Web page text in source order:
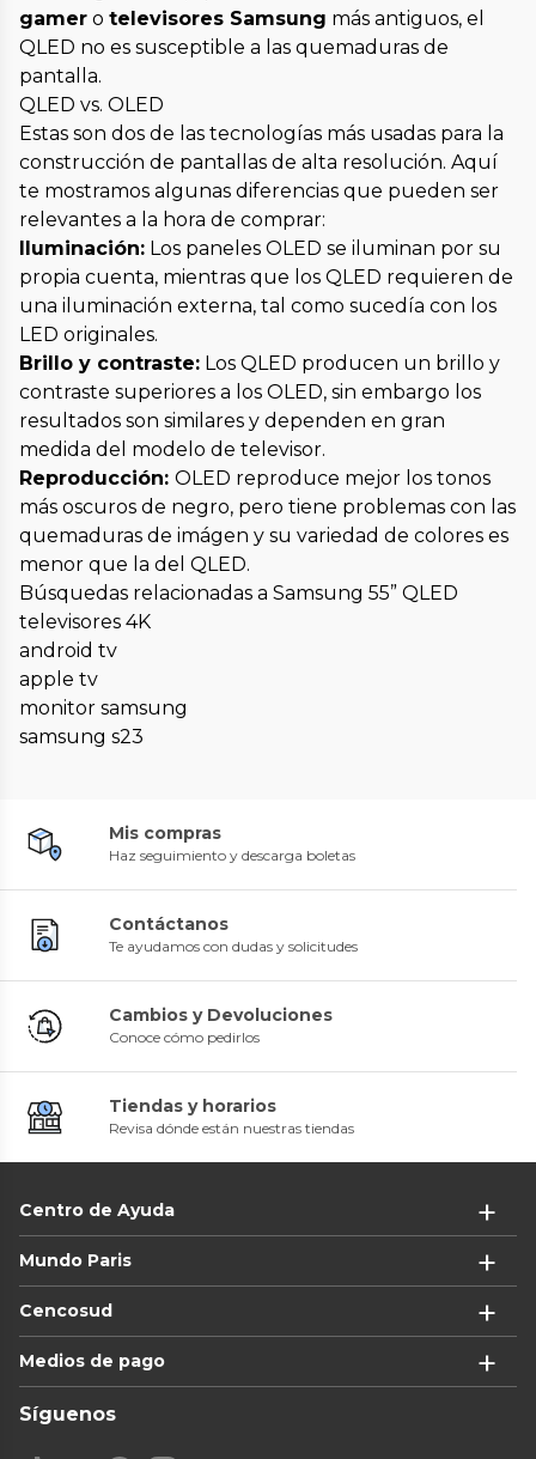
gamer o televisores Samsung más antiguos, el
QLED no es susceptible a las quemaduras de
pantalla.
QLED vs. OLED
Estas son dos de las tecnologías más usadas para la
construcción de pantallas de alta resolución. Aquí
te mostramos algunas diferencias que pueden ser
relevantes a la hora de comprar:
Iluminación: Los paneles OLED se iluminan por su
propia cuenta, mientras que los QLED requieren de
una iluminación externa, tal como sucedía con los
LED originales.
Brillo y contraste: Los QLED producen un brillo y
contraste superiores a los OLED, sin embargo los
resultados son similares y dependen en gran
medida del modelo de televisor.
Reproducción: OLED reproduce mejor los tonos
más oscuros de negro, pero tiene problemas con las
quemaduras de imágen y su variedad de colores es
menor que la del QLED.
Búsquedas relacionadas a Samsung 55” QLED
televisores 4K
android tv
apple tv
monitor samsung
samsung s23
Mis compras
Haz seguimiento y descarga boletas
Contáctanos
Te ayudamos con dudas y solicitudes
Cambios y Devoluciones
Conoce cómo pedirlos
Tiendas y horarios
Revisa dónde están nuestras tiendas
Centro de Ayuda
Mundo Paris
Cencosud
Medios de pago
Síguenos